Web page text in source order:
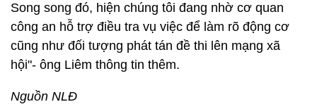
Song song đó, hiện chúng tôi đang nhờ cơ quan
công an hỗ trợ điều tra vụ việc để làm rõ động cơ
cũng như đối tượng phát tán đề thi lên mạng xã
hội"- ông Liêm thông tin thêm.
Nguồn NLĐ